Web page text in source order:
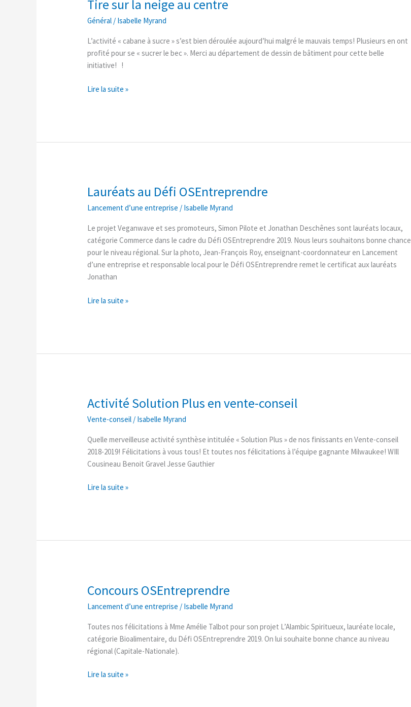
Tire sur la neige au centre
Général / Isabelle Myrand
L’activité « cabane à sucre » s’est bien déroulée aujourd’hui malgré le mauvais temps! Plusieurs en ont
profité pour se « sucrer le bec ». Merci au département de dessin de bâtiment pour cette belle
initiative! !
la
neige
au
centre
Lire la suite »
Lauréats au Défi OSEntreprendre
Lancement d’une entreprise / Isabelle Myrand
Le projet Veganwave et ses promoteurs, Simon Pilote et Jonathan Deschênes sont lauréats locaux,
catégorie Commerce dans le cadre du Défi OSEntreprendre 2019. Nous leurs souhaitons bonne chance
pour le niveau régional. Sur la photo, Jean-François Roy, enseignant-coordonnateur en Lancement
d’une entreprise et responsable local pour le Défi OSEntreprendre remet le certificat aux lauréats
Jonathan
Lauréats
Défi
OSEntreprendre
Lire la suite »
Activité Solution Plus en vente-conseil
Vente-conseil / Isabelle Myrand
Quelle merveilleuse activité synthèse intitulée « Solution Plus » de nos finissants en Vente-conseil
2018-2019! Félicitations à vous tous! Et toutes nos félicitations à l’équipe gagnante Milwaukee! WIll
Cousineau Benoit Gravel Jesse Gauthier
Activité
Plus
en
vente-
conseil
Lire la suite »
Concours OSEntreprendre
Lancement d’une entreprise / Isabelle Myrand
Toutes nos félicitations à Mme Amélie Talbot pour son projet L’Alambic Spiritueux, lauréate locale,
catégorie Bioalimentaire, du Défi OSEntreprendre 2019. On lui souhaite bonne chance au niveau
régional (Capitale-Nationale).
Concours
Lire la suite »